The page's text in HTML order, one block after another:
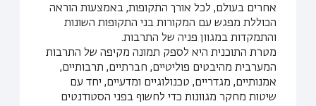
אחרים בעולם, לכל אורך התקופות, באמצעות הוראה
הכוללת מפגש עם המקורות בני התקופות השונות
והתמקדות במגוון פניה של התרבות.
מטרת התוכנית היא לספק תמונה מקיפה של התרבות
המערבית מהיבטים פוליטיים, חברתיים, תרבותיים,
אמנותיים, מגדריים, טכנולוגיים ומדעיים, יחד עם
שיטות מחקר מגוונות כדי לחשוף בפני הסטודנטים